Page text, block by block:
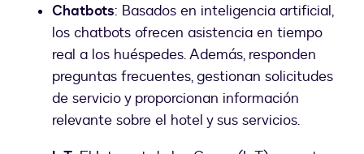
Chatbots: Basados en inteligencia artificial,
los chatbots ofrecen asistencia en tiempo
real a los huéspedes. Además, responden
preguntas frecuentes, gestionan solicitudes
de servicio y proporcionan información
relevante sobre el hotel y sus servicios.